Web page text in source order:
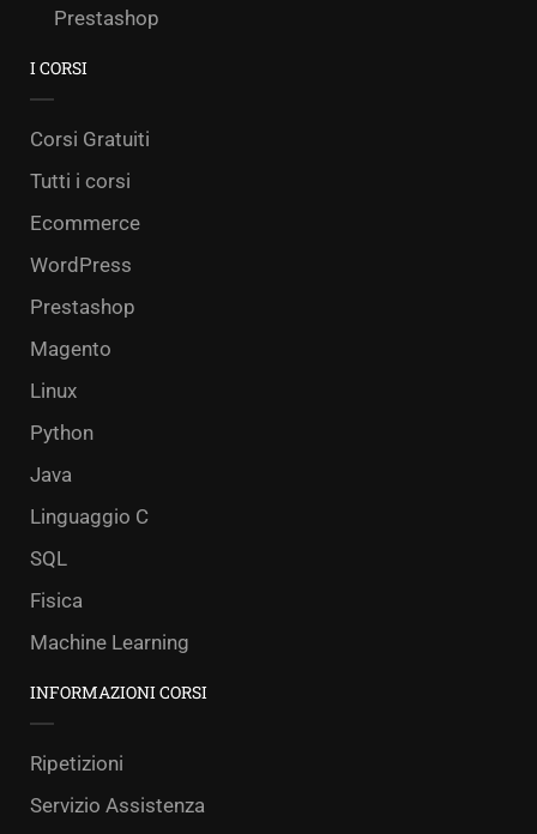
Prestashop
I CORSI
Corsi Gratuiti
Tutti i corsi
Ecommerce
WordPress
Prestashop
Magento
Linux
Python
Java
Linguaggio C
SQL
Fisica
Machine Learning
INFORMAZIONI CORSI
Ripetizioni
Servizio Assistenza